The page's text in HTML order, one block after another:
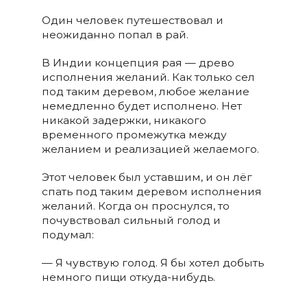
Один человек путешествовал и
неожиданно попал в рай.
В Индии концепция рая — древо
исполнения желаний. Как только сел
под таким деревом, любое желание
немедленно будет исполнено. Нет
никакой задержки, никакого
временного промежутка между
желанием и реализацией желаемого.
Этот человек был уставшим, и он лёг
спать под таким деревом исполнения
желаний. Когда он проснулся, то
почувствовал сильный голод и
подумал:
— Я чувствую голод. Я бы хотел добыть
немного пищи откуда-нибудь.